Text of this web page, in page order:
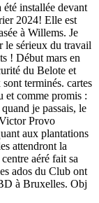
été installée devant
2024! Elle est
à Willems. Je
le sérieux du travail
! Début mars en
du Belote et
terminés. cartes
et comme promis :
je passais, le
Provo
aux plantations
attendront la
aéré fait sa
ados du Club ont
à Bruxelles. Obj